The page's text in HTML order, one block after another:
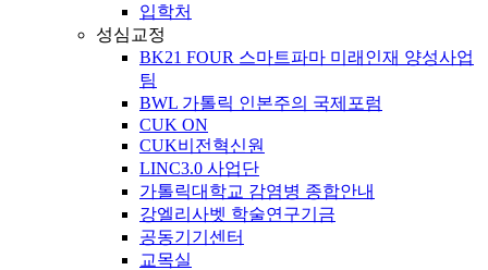
입학처
성심교정
BK21 FOUR 스마트파마 미래인재 양성사업
팀
BWL 가톨릭 인본주의 국제포럼
CUK ON
CUK비전혁신원
LINC3.0 사업단
가톨릭대학교 감염병 종합안내
강엘리사벳 학술연구기금
공동기기센터
교목실